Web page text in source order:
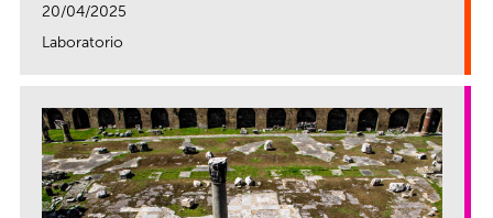
20/04/2025
Laboratorio